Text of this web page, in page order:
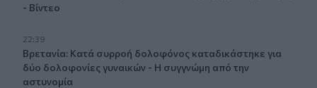
- Βίντεο
22:39
Βρετανία: Κατά συρροή δολοφόνος καταδικάστηκε για
δύο δολοφονίες γυναικών - Η συγγνώμη από την
αστυνομία